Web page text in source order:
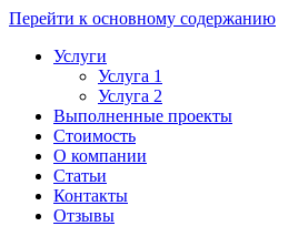
Перейти к основному содержанию
Услуги
Услуга 1
Услуга 2
Выполненные проекты
Стоимость
О компании
Статьи
Контакты
Отзывы